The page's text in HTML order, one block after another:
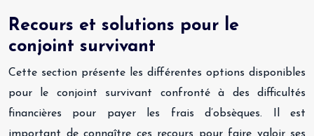
Recours et solutions pour le
conjoint survivant
Cette section présente les différentes options disponibles
pour le conjoint survivant confronté à des difficultés
financières pour payer les frais d’obsèques. Il est